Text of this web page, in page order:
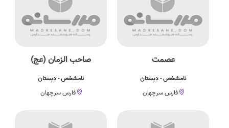
عصمت
نامشخص - دبستان
فارس سرچهان
صاحب الزمان (عج)
نامشخص - دبستان
فارس سرچهان